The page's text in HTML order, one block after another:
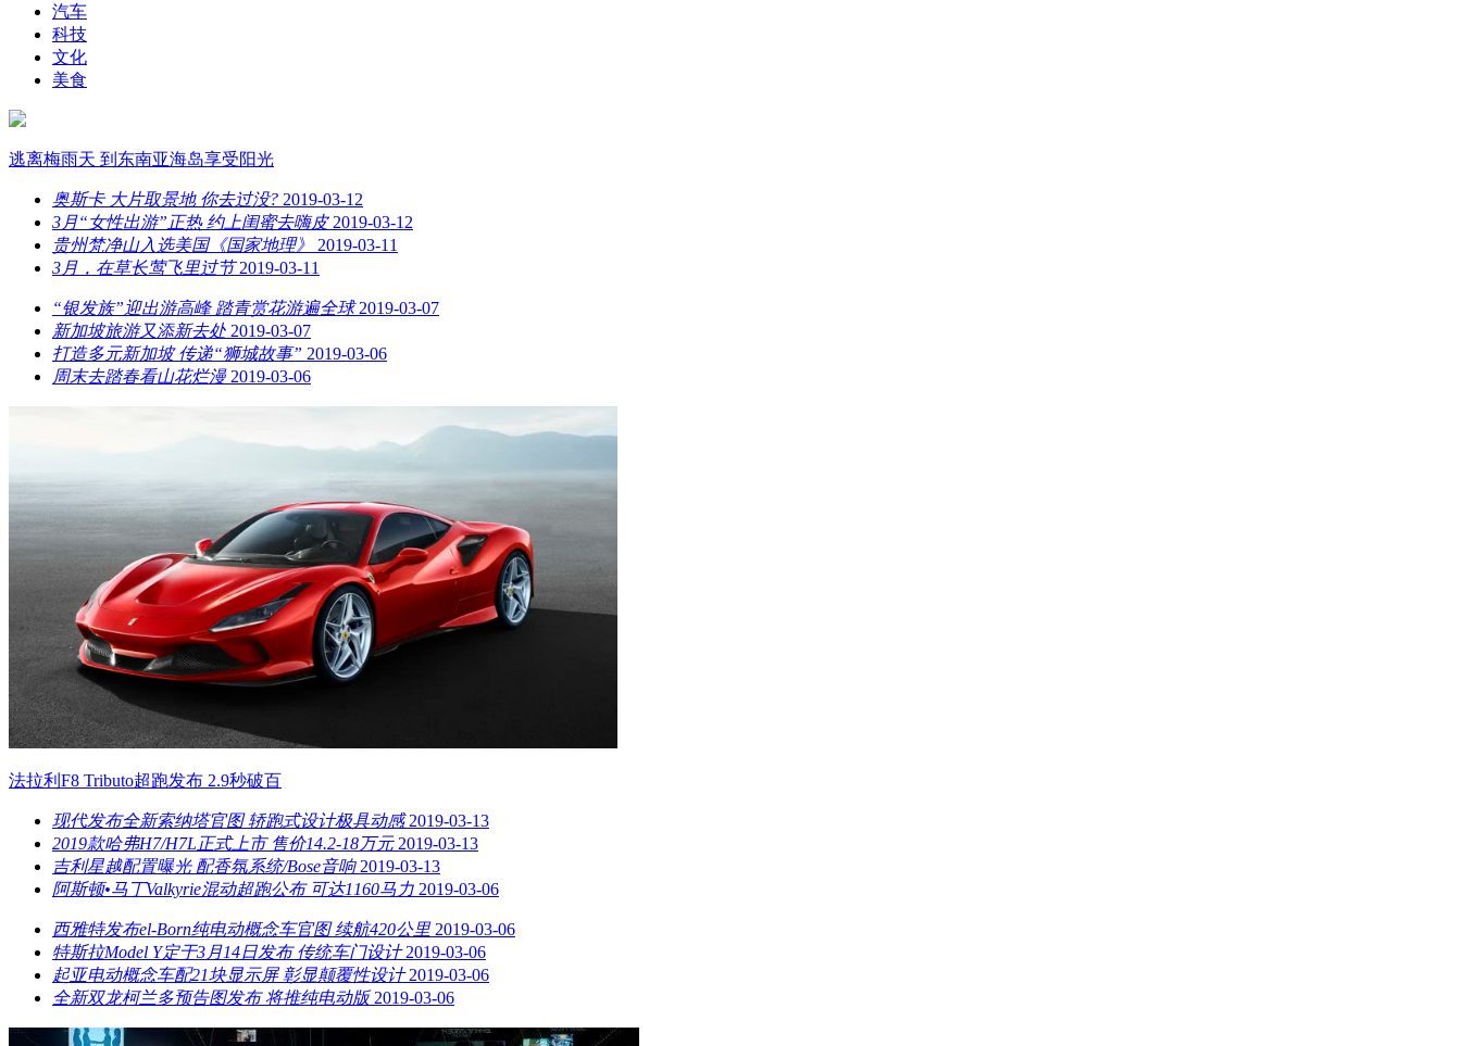
汽车
科技
文化
美食
逃离梅雨天 到东南亚海岛享受阳光
奥斯卡 大片取景地 你去过没? 2019-03-12
3月“女性出游”正热 约上闺蜜去嗨皮 2019-03-12
贵州梵净山入选美国《国家地理》
2019-03-11
3月，在草长莺飞里过节 2019-03-11
“银发族”迎出游高峰 踏青赏花游遍全球 2019-03-07
新加坡旅游又添新去处 2019-03-07
打造多元新加坡 传递“狮城故事” 2019-03-06
周末去踏春看山花烂漫 2019-03-06
法拉利F8 Tributo超跑发布 2.9秒破百
现代发布全新索纳塔官图 轿跑式设计极具动感 2019-03-13
2019款哈弗H7/H7L正式上市 售价14.2-18万元 2019-03-13
吉利星越配置曝光 配香氛系统/Bose音响 2019-03-13
阿斯顿•马丁Valkyrie混动超跑公布 可达1160马力 2019-03-06
西雅特发布el-Born纯电动概念车官图 续航420公里 2019-03-06
特斯拉Model Y定于3月14日发布 传统车门设计 2019-03-06
起亚电动概念车配21块显示屏 彰显颠覆性设计 2019-03-06
全新双龙柯兰多预告图发布 将推纯电动版 2019-03-06